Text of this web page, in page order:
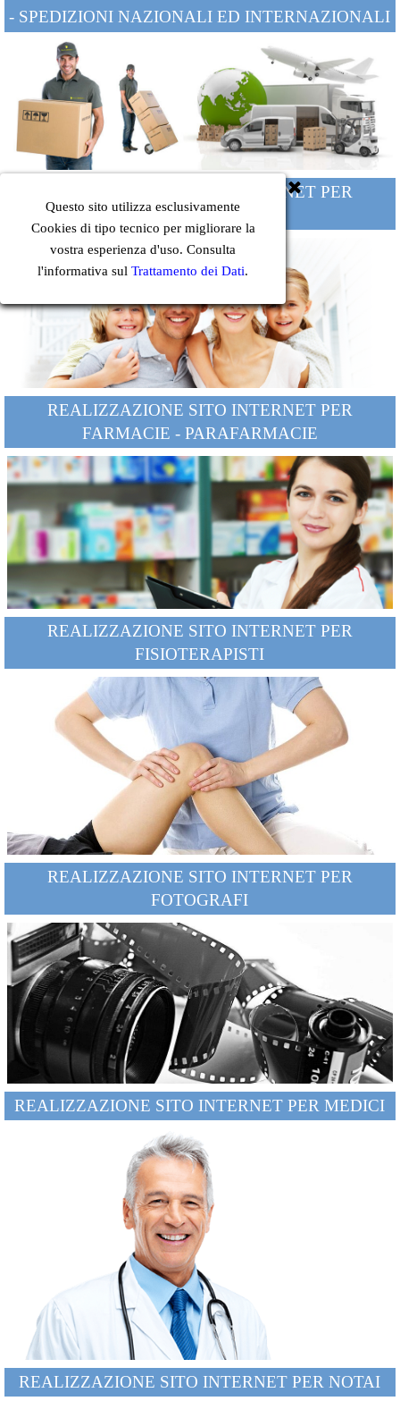
Questo sito utilizza esclusivamente
Cookies di tipo tecnico per migliorare la
vostra esperienza d'uso. Consulta
l'informativa sul Trattamento dei Dati.
- SPEDIZIONI NAZIONALI ED INTERNAZIONALI
REALIZZAZIONE SITO INTERNET PER
DENTISTI
REALIZZAZIONE SITO INTERNET PER
FARMACIE - PARAFARMACIE
REALIZZAZIONE SITO INTERNET PER
FISIOTERAPISTI
REALIZZAZIONE SITO INTERNET PER
FOTOGRAFI
REALIZZAZIONE SITO INTERNET PER MEDICI
REALIZZAZIONE SITO INTERNET PER NOTAI